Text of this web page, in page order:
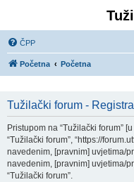
ČPP
Početna Početna
Tužilački forum -
Pristupom na “Tužilački forum”
“Tužilački forum”, “https://
navedenim, [pravnim] uvjetima/
navedenim, [pravnim] uvjetima/
“Tužilački forum”.